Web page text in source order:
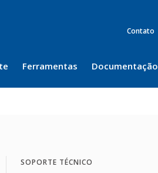
Contato
Ferramentas Documentação
SOPORTE TÉCNICO